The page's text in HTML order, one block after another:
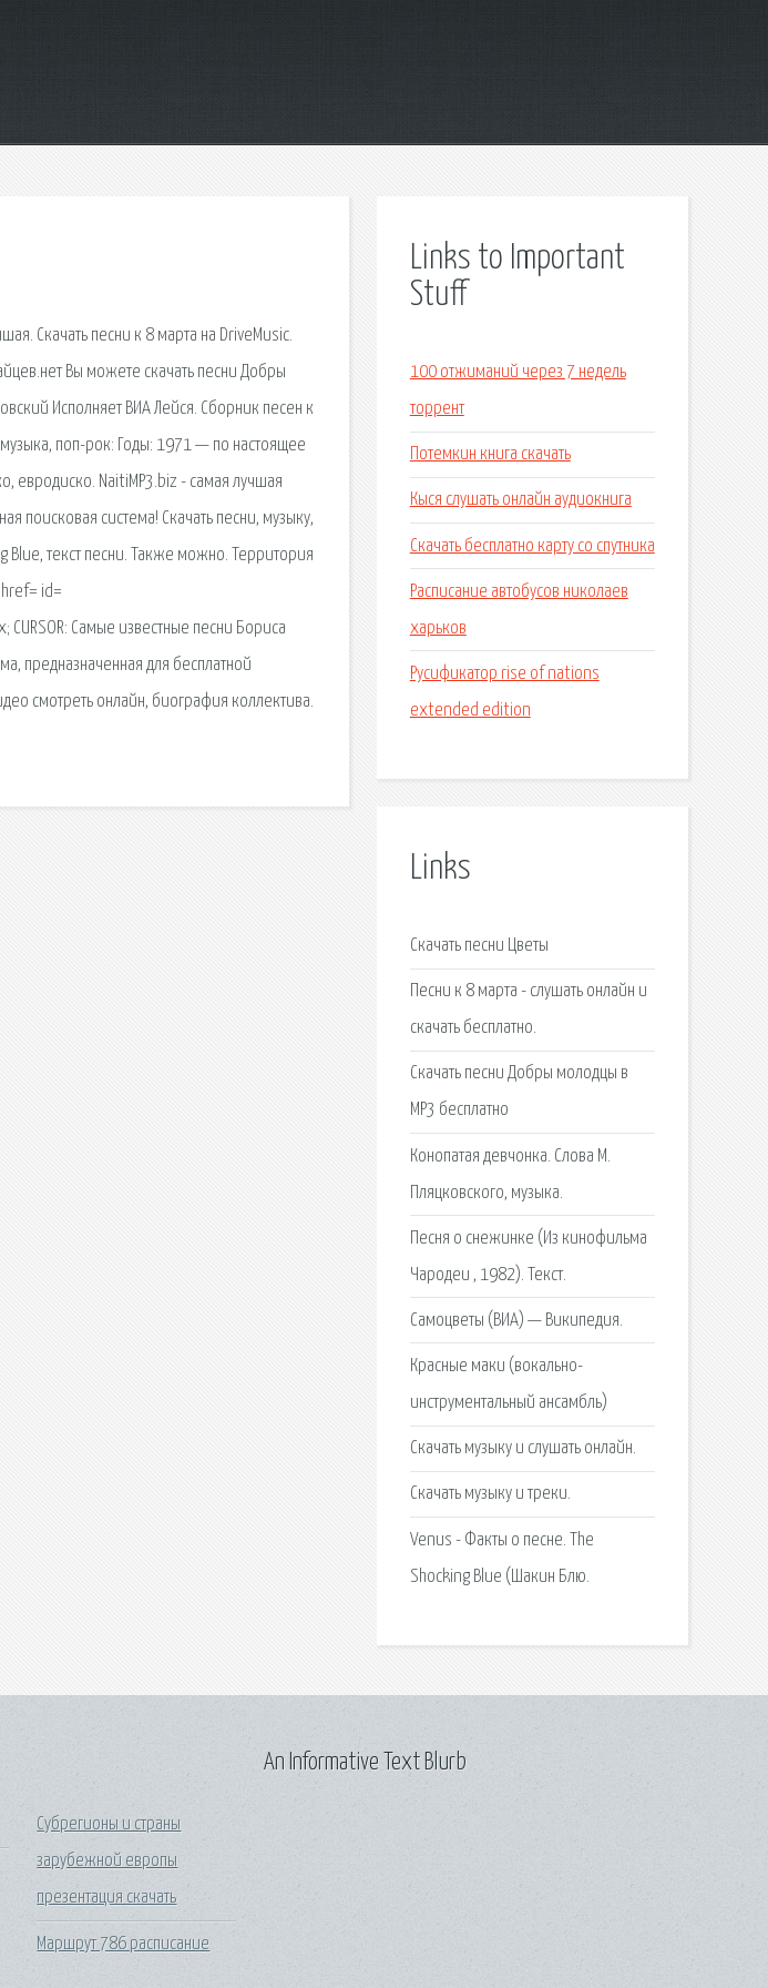
Скачать песни к 8 марта на DriveMusic.
Вы можете скачать песни Добры
Исполняет ВИА Лейся. Сборник песен к
поп-рок: Годы: 1971 — по настоящее
евродиско. NaitiMP3.biz - самая лучшая
поисковая система! Скачать песни, музыку,
Blue, текст песни. Также можно. Территория
href= id=
CURSOR: Самые известные песни Бориса
предназначенная для бесплатной
смотреть онлайн, биография коллектива.
Links to Important
Stuff
100 отжиманий через 7 недель
торрент
Потемкин книга скачать
Кыся слушать онлайн аудиокнига
Скачать бесплатно карту со спутника
Расписание автобусов николаев
харьков
Русификатор rise of nations
extended edition
Links
Скачать песни Цветы
Песни к 8 марта - слушать онлайн и
скачать бесплатно.
Скачать песни Добры молодцы в
MP3 бесплатно
Конопатая девчонка. Слова М.
Пляцковского, музыка.
Песня о снежинке (Из кинофильма
Чародеи , 1982). Текст.
Самоцветы (ВИА) — Википедия.
Красные маки (вокально-
инструментальный ансамбль)
Скачать музыку и слушать онлайн.
Скачать музыку и треки.
Venus - Факты о песне. The
Shocking Blue (Шакин Блю.
Субрегионы и страны
зарубежной европы
презентация скачать
Маршрут 786 расписание
An Informative Text Blurb